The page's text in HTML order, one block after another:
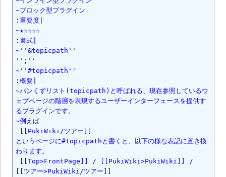
~ブロック型プラグイン
:重要度|
~★☆☆☆☆
:書式|
~''&topicpath''
'';''
~''#topicpath''
:概要|
~パンくずリスト(topicpath)と呼ばれる、現在参照しているウ
ェブページの階層を表現するユーザーインターフェースを提供す
るプラグインです。
~例えば
というページに#topicpathと書くと、以下の様な表記に置き換
わります。
[[ツアー>PukiWiki/ツアー]]